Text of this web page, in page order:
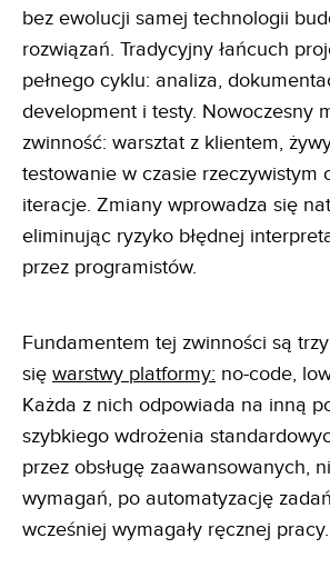
bez ewolucji samej technologii
rozwiązań. Tradycyjny łańcuch
pełnego cyklu: analiza,
development i testy. Nowoczesny
zwinność: warsztat z klientem,
testowanie w czasie rzeczywistym
iteracje. Zmiany wprowadza się
eliminując ryzyko błędnej
przez programistów.
Fundamentem tej zwinności są
się warstwy platformy: no-code,
Każda z nich odpowiada na inną
szybkiego wdrożenia
przez obsługę zaawansowanych,
wymagań, po automatyzację
wcześniej wymagały ręcznej pracy.